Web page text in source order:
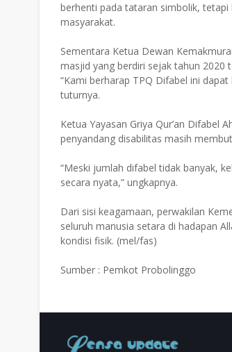
berhenti pada tataran simbolik,
masyarakat.
Sementara Ketua Dewan
masjid yang berdiri sejak tahun 2020
“Kami berharap TPQ Difabel ini
tuturnya.
Ketua Yayasan Griya Qur’an Difabel
penyandang disabilitas masih
“Meski jumlah difabel tidak banyak,
secara nyata,” ungkapnya.
Dari sisi keagamaan, perwakilan
seluruh manusia setara di hadapan
kondisi fisik. (mel/fas)
Sumber : Pemkot Probolinggo